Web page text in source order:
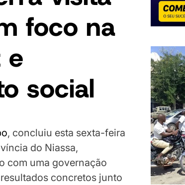
foco na
e
social
, concluiu esta sexta-feira
do Niassa,
com uma governação
concretos junto